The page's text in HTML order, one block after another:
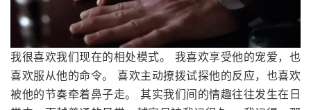
我很喜欢我们现在的相处模式。 我喜欢享受他的宠爱，也
喜欢服从他的命令。 喜欢主动撩拨试探他的反应，也喜欢
被他的节奏牵着鼻子走。 其实我们间的情趣往往发生在日